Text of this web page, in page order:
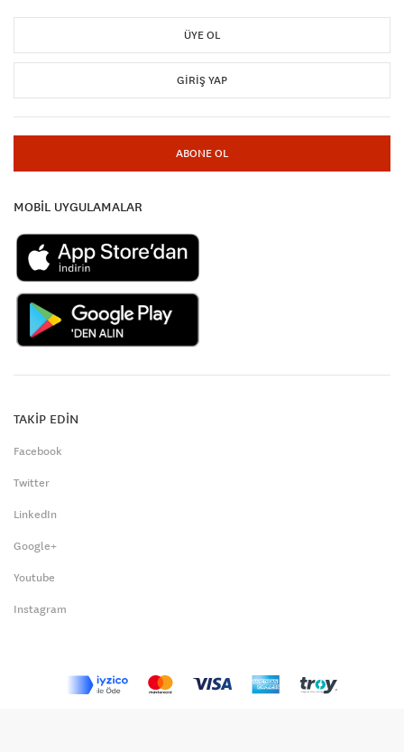
ÜYE OL
GIRIŞ YAP
ABONE OL
MOBİL UYGULAMALAR
TAKİP EDİN
Facebook
Twitter
LinkedIn
Google+
Youtube
Instagram